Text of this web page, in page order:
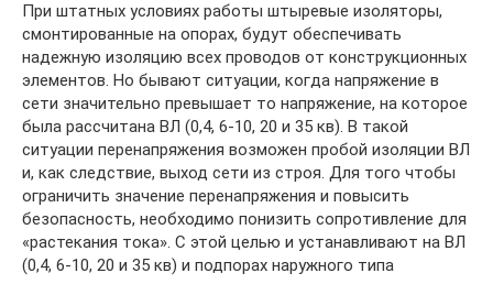
При штатных условиях работы штыревые изоляторы,
смонтированные на опорах, будут обеспечивать
надежную изоляцию всех проводов от конструкционных
элементов. Но бывают ситуации, когда напряжение в
сети значительно превышает то напряжение, на которое
была рассчитана ВЛ (0,4, 6-10, 20 и 35 кв). В такой
ситуации перенапряжения возможен пробой изоляции ВЛ
и, как следствие, выход сети из строя. Для того чтобы
ограничить значение перенапряжения и повысить
безопасность, необходимо понизить сопротивление для
«растекания тока». С этой целью и устанавливают на ВЛ
(0,4, 6-10, 20 и 35 кв) и подпорах наружного типа